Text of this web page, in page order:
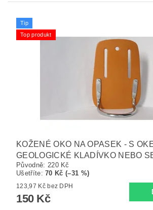
Tip
Top produkt
KOŽENÉ OKO NA OPASEK - S
GEOLOGICKÉ KLADÍVKO NEBO
Původně: 220 Kč
Ušetříte:70 Kč (–31 %)
123,97 Kč bez DPH
150 Kč